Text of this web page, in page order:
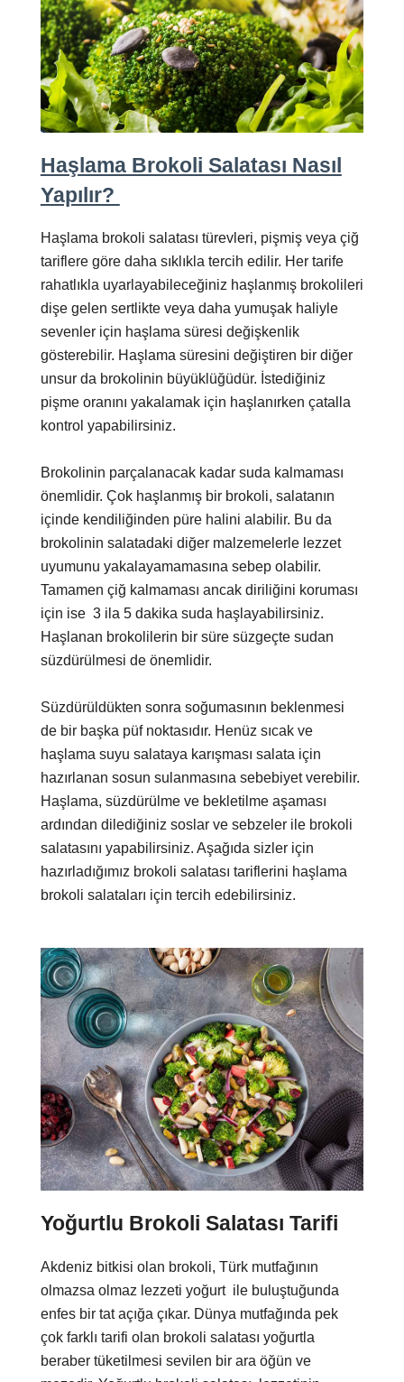
Haşlama Brokoli Salatası Nasıl
Yapılır?
Haşlama brokoli salatası türevleri, pişmiş veya çiğ
tariflere göre daha sıklıkla tercih edilir. Her tarife
rahatlıkla uyarlayabileceğiniz haşlanmış brokolileri
dişe gelen sertlikte veya daha yumuşak haliyle
sevenler için haşlama süresi değişkenlik
gösterebilir. Haşlama süresini değiştiren bir diğer
unsur da brokolinin büyüklüğüdür. İstediğiniz
pişme oranını yakalamak için haşlanırken çatalla
kontrol yapabilirsiniz.
Brokolinin parçalanacak kadar suda kalmaması
önemlidir. Çok haşlanmış bir brokoli, salatanın
içinde kendiliğinden püre halini alabilir. Bu da
brokolinin salatadaki diğer malzemelerle lezzet
uyumunu yakalayamamasına sebep olabilir.
Tamamen çiğ kalmaması ancak diriliğini koruması
için ise 3 ila 5 dakika suda haşlayabilirsiniz.
Haşlanan brokolilerin bir süre süzgeçte sudan
süzdürülmesi de önemlidir.
Süzdürüldükten sonra soğumasının beklenmesi
de bir başka püf noktasıdır. Henüz sıcak ve
haşlama suyu salataya karışması salata için
hazırlanan sosun sulanmasına sebebiyet verebilir.
Haşlama, süzdürülme ve bekletilme aşaması
ardından dilediğiniz soslar ve sebzeler ile brokoli
salatasını yapabilirsiniz. Aşağıda sizler için
hazırladığımız brokoli salatası tariflerini haşlama
brokoli salataları için tercih edebilirsiniz.
Yoğurtlu Brokoli Salatası Tarifi
Akdeniz bitkisi olan brokoli, Türk mutfağının
olmazsa olmaz lezzeti yoğurt ile buluştuğunda
enfes bir tat açığa çıkar. Dünya mutfağında pek
çok farklı tarifi olan brokoli salatası yoğurtla
beraber tüketilmesi sevilen bir ara öğün ve